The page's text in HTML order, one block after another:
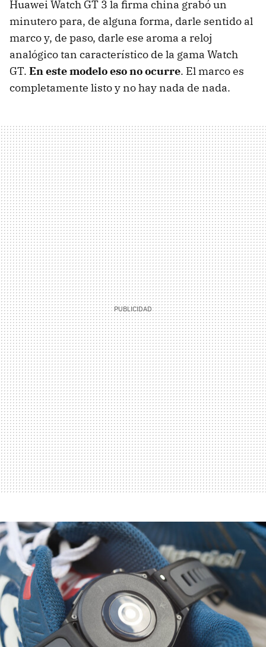
Huawei Watch GT 3 la firma china grabó un
minutero para, de alguna forma, darle sentido al
marco y, de paso, darle ese aroma a reloj
analógico tan característico de la gama Watch
GT. En este modelo eso no ocurre. El marco es
completamente listo y no hay nada de nada.